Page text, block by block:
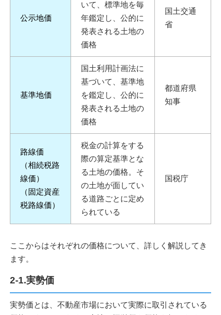
公示地価
いて、標準地を毎
年鑑定し、公的に
発表される土地の
価格
国土交通
省
基準地価
国土利用計画法に
基づいて、基準地
を鑑定し、公的に
発表される土地の
価格
都道府県
知事
路線価
（相続税路
線価）
（固定資産
税路線価）
税金の計算をする
際の算定基準とな
る土地の価格。そ
の土地が面してい
る道路ごとに定め
られている
国税庁
ここからはそれぞれの価格について、詳しく解説してき
ます。
2-1.実勢価
実勢価とは、不動産市場において実際に取引されている